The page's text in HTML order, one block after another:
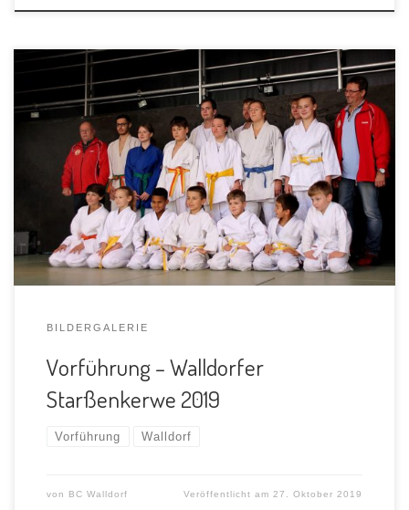
BILDERGALERIE
Vorführung – Walldorfer
Starßenkerwe 2019
Vorführung Walldorf
von BC Walldorf Veröffentlicht am27. Oktober 2019